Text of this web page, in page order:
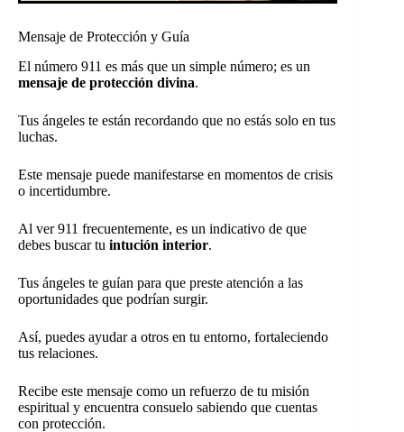
Mensaje de Protección y Guía
El número 911 es más que un simple número; es un
mensaje de protección divina.
Tus ángeles te están recordando que no estás solo en tus
luchas.
Este mensaje puede manifestarse en momentos de crisis
o incertidumbre.
Al ver 911 frecuentemente, es un indicativo de que
debes buscar tu intución interior.
Tus ángeles te guían para que preste atención a las
oportunidades que podrían surgir.
Así, puedes ayudar a otros en tu entorno, fortaleciendo
tus relaciones.
Recibe este mensaje como un refuerzo de tu misión
espiritual y encuentra consuelo sabiendo que cuentas
con protección.